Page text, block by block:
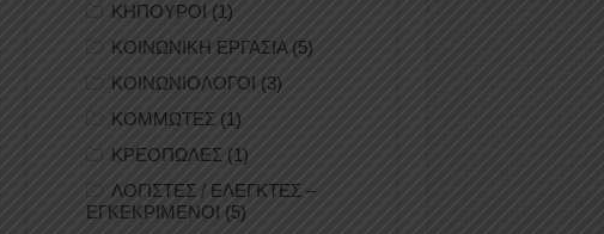
ΚΗΠΟΥΡΟΙ (1)
ΚΟΙΝΩΝΙΚΗ ΕΡΓΑΣΙΑ(5)
ΚΟΙΝΩΝΙΟΛΟΓΟΙ (3)
ΚΟΜΜΩΤΕΣ (1)
ΚΡΕΟΠΩΛΕΣ (1)
ΛΟΓΙΣΤΕΣ / ΕΛΕΓΚΤΕΣ –
ΕΓΚΕΚΡΙΜΕΝΟΙ (5)